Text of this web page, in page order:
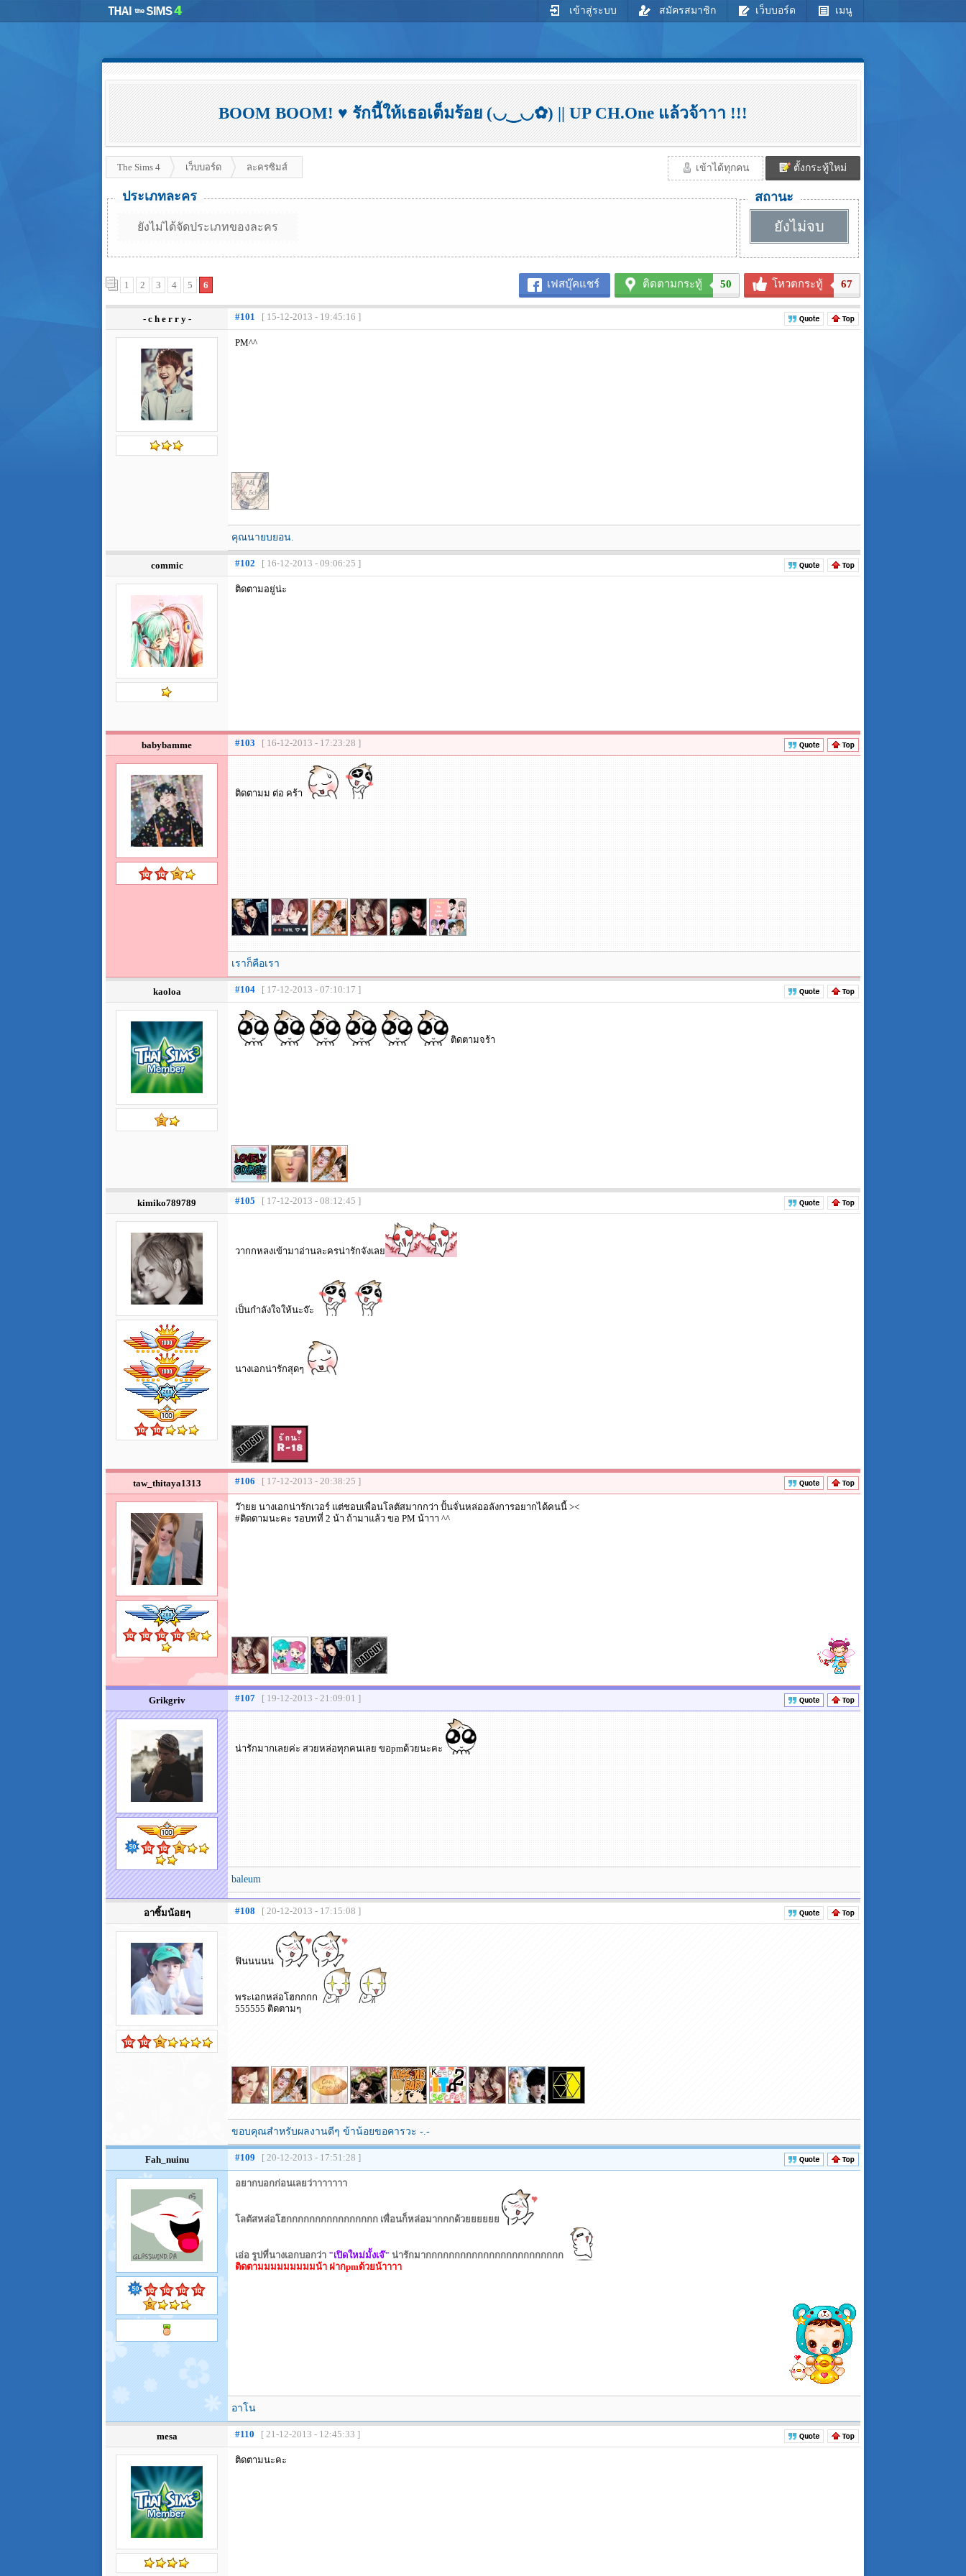
เข้าสู่ระบบ สมัครสมาชิก เว็บบอร์ด เมนู
BOOM BOOM! ♥ รักนี้ให้เธอเต็มร้อย (◡‿◡✿) || UP CH.One แล้วจ้าาา !!!
The Sims 4 เว็บบอร์ด ละครซิมส์ เข้าได้ทุกคน ตั้งกระทู้ใหม่
ประเภทละคร
ยังไม่ได้จัดประเภทของละคร
สถานะ
ยังไม่จบ
เฟสบุ๊คแชร์ ติดตามกระทู้ 50 โหวตกระทู้ 67
1 2 3 4 5 6
- c h e r r y - #101 [ 15-12-2013 - 19:45:16 ]
PM^^
คุณนายบยอน.
commic #102 [ 16-12-2013 - 09:06:25 ]
ติดตามอยู่น่ะ
babybamme #103 [ 16-12-2013 - 17:23:28 ]
ติดตามม ต่อ คร้า
เราก็คือเรา
kaoloa #104 [ 17-12-2013 - 07:10:17 ]
ติดตามจร้า
kimiko789789 #105 [ 17-12-2013 - 08:12:45 ]
วากกหลงเข้ามาอ่านละครน่ารักจังเลย
เป็นกำลังใจให้นะจ๊ะ
นางเอกน่ารักสุดๆ
taw_thitaya1313 #106 [ 17-12-2013 - 20:38:25 ]
ว๊ายย นางเอกน่ารักเวอร์ แต่ชอบเพื่อนโลตัสมากกว่า ปั้นจั่นหล่ออลังการอยากได้คนนี้ ><
#ติดตามนะคะ รอบทที่ 2 น้า ถ้ามาแล้ว ขอ PM น้าาา ^^
Grikgriv #107 [ 19-12-2013 - 21:09:01 ]
น่ารักมากเลยค่ะ สวยหล่อทุกคนเลย ขอpmด้วยนะคะ
baleum
อาซิ้มน้อยๆ #108 [ 20-12-2013 - 17:15:08 ]
ฟินนนนน
พระเอกหล่อโฮกกกก
555555 ติดตามๆ
ขอบคุณสำหรับผลงานดีๆ ข้าน้อยขอคารวะ -.-
Fah_nuinu #109 [ 20-12-2013 - 17:51:28 ]
อยากบอกก่อนเลยว่าาาาาาา
โลตัสหล่อโฮกกกกกกกกกกกกกกกก เพื่อนก็หล่อมากกกด้วยยยยยย
เอ่อ รูปที่นางเอกบอกว่า "เปิดใหม่มั้งเจ๊" น่ารักมากกกกกกกกกกกกกกกกกกกกกกกก
ติดตามมมมมมมมมน้า ฝากpmด้วยน้าาาา
อาโน
mesa #110 [ 21-12-2013 - 12:45:33 ]
ติดตามนะคะ